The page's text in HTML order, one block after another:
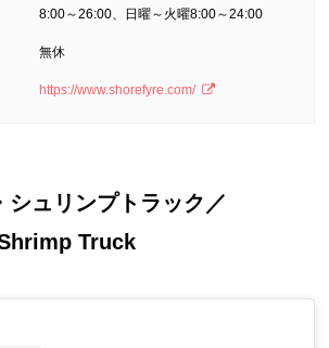
8:00～26:00、日曜～火曜8:00～24:00
無休
https://www.shorefyre.com/
シュリンプトラック／
Truck